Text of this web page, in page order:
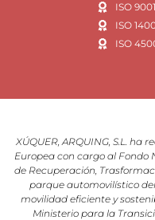
ISO 9001
ISO
ISO
XÚQUER, ARQUING, S.L.
Europea con cargo al Fondo
de Recuperación,
parque automovilístico
movilidad eficiente y
Ministerio para la